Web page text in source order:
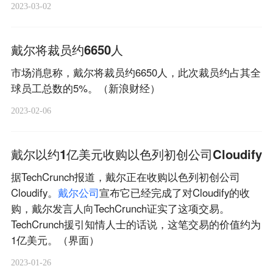
2023-03-02
戴尔将裁员约6650人
市场消息称，戴尔将裁员约6650人，此次裁员约占其全
球员工总数的5%。（新浪财经）
2023-02-06
戴尔以约1亿美元收购以色列初创公司Cloudify
据TechCrunch报道，戴尔正在收购以色列初创公司
Cloudify。 戴尔公司宣布它已经完成了对Cloudify的收
购，戴尔发言人向TechCrunch证实了这项交易。
TechCrunch援引知情人士的话说，这笔交易的价值约为
1亿美元。（界面）
2023-01-26